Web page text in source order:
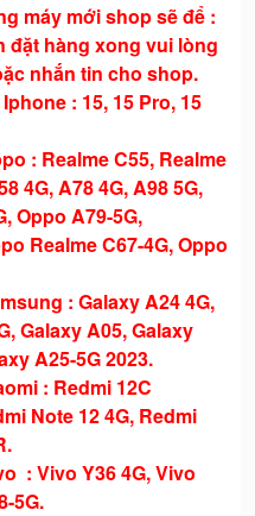
máy mới shop sẽ để :
đặt hàng xong vui lòng
nhắn tin cho shop.
: 15, 15 Pro, 15
C55, Realme
4G, A78 4G, A98 5G,
Oppo A79-5G,
4G, Oppo
A24 4G,
Galaxy A05, Galaxy
A25-5G 2023.
12C
Note 12 4G, Redmi
4G, Vivo
5G.